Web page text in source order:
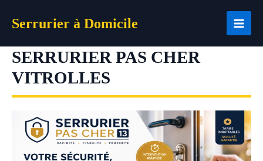
Serrurier à Domicile
SERRURIER PAS CHER
VITROLLES